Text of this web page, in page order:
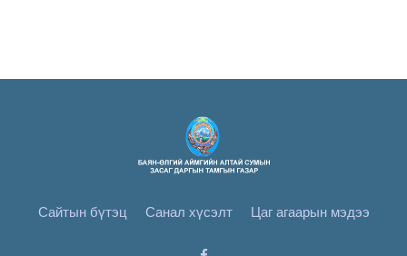
Сайтын бүтэц Санал хүсэлт Цаг агаарын мэдээ